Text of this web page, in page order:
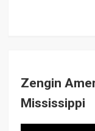
Zengin
Mississippi